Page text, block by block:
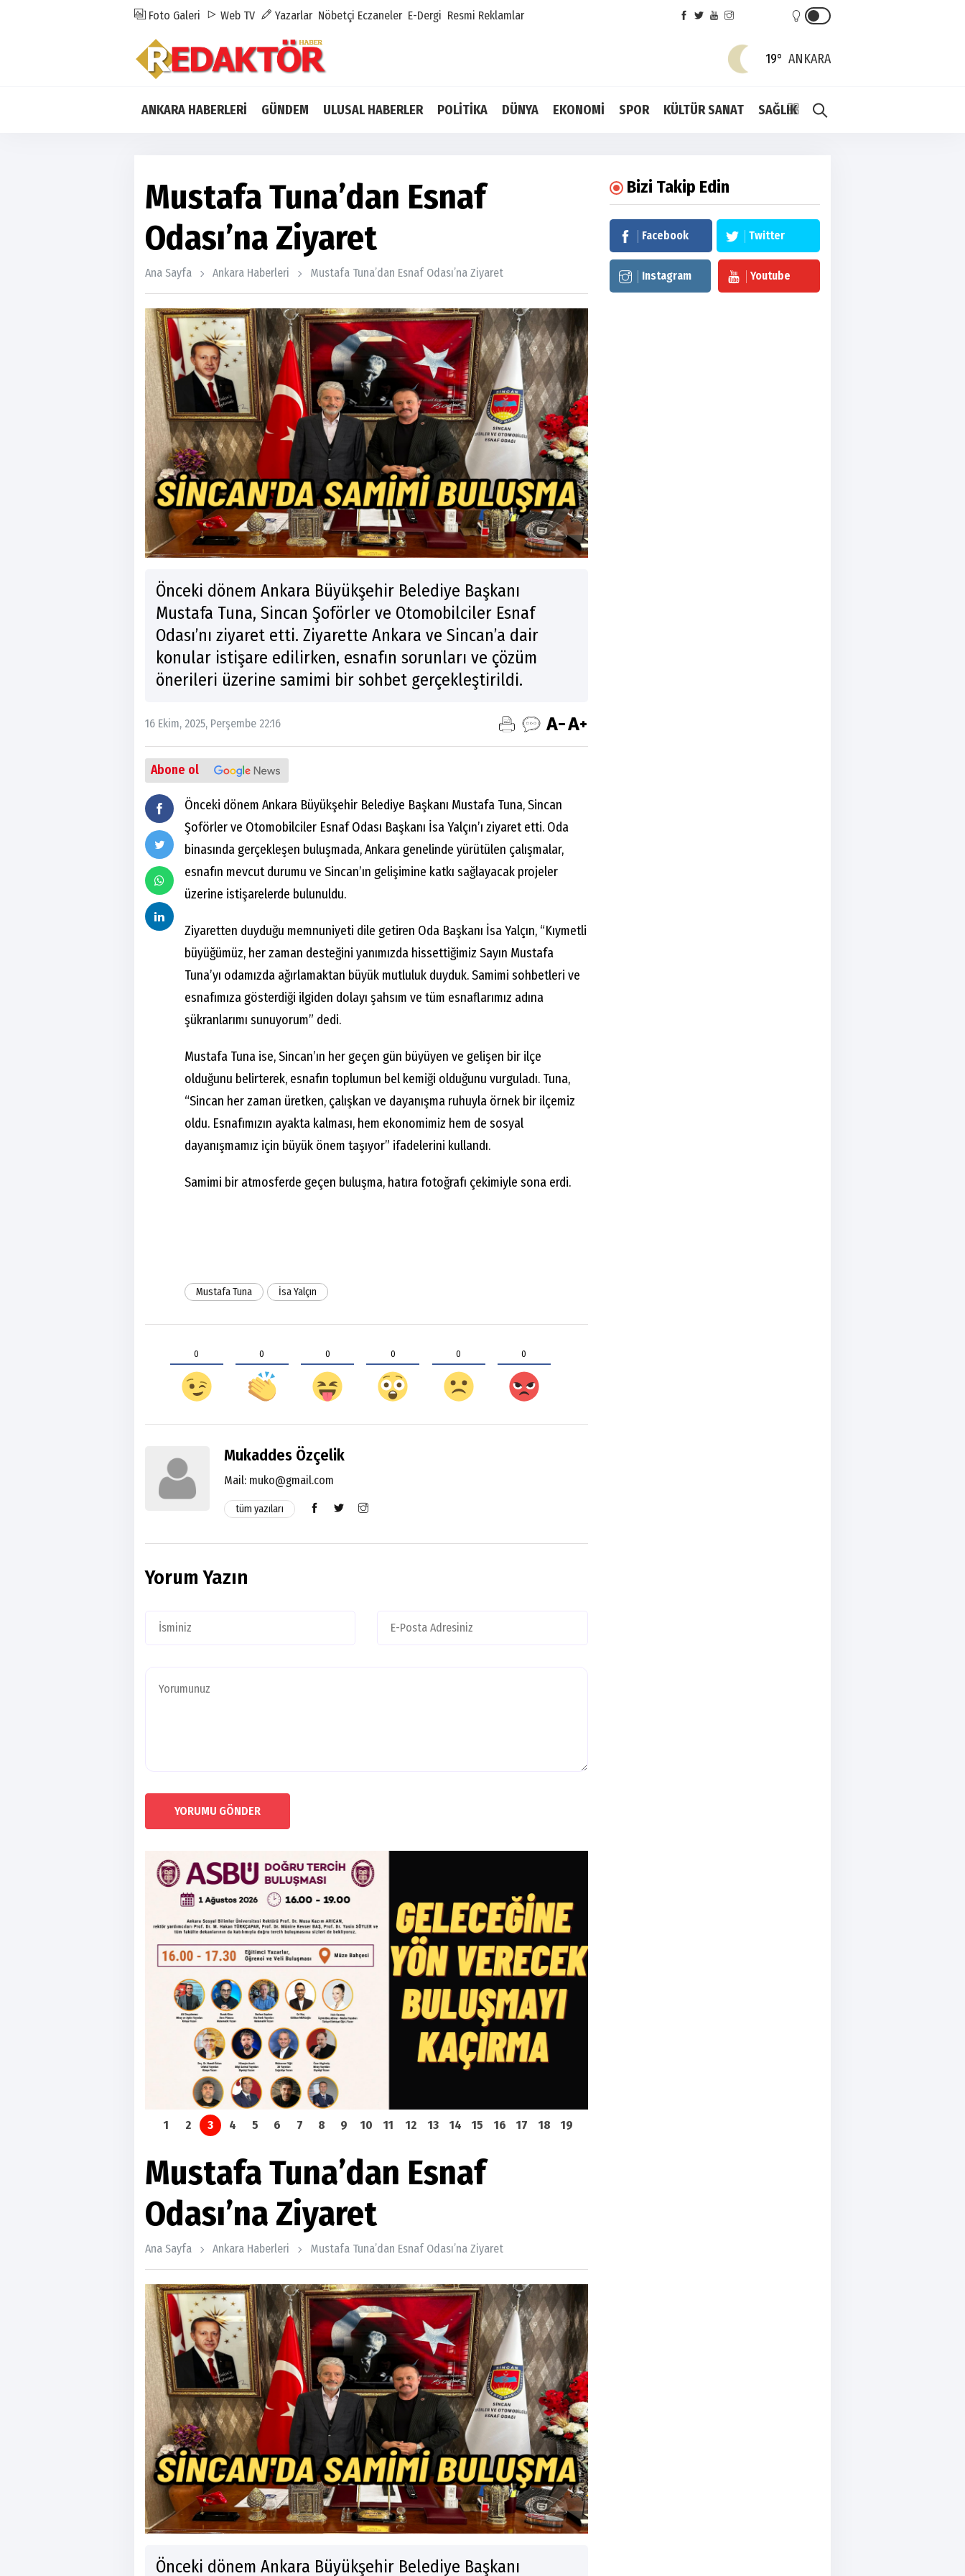
Foto Galeri Web TV Yazarlar Nöbetçi Eczaneler E-Dergi Resmi Reklamlar
19° ANKARA
ANKARA HABERLERİ GÜNDEM ULUSAL HABERLER POLİTİKA DÜNYA EKONOMİ SPOR KÜLTÜR SANAT SAĞLIK
Mustafa Tuna’dan Esnaf
Odası’na Ziyaret
Ana Sayfa Ankara Haberleri Mustafa Tuna’dan Esnaf Odası’na Ziyaret
Önceki dönem Ankara Büyükşehir Belediye Başkanı
Mustafa Tuna, Sincan Şoförler ve Otomobilciler Esnaf
Odası’nı ziyaret etti. Ziyarette Ankara ve Sincan’a dair
konular istişare edilirken, esnafın sorunları ve çözüm
önerileri üzerine samimi bir sohbet gerçekleştirildi.
16 Ekim, 2025, Perşembe 22:16
Abone ol
Önceki dönem Ankara Büyükşehir Belediye Başkanı Mustafa Tuna, Sincan
Şoförler ve Otomobilciler Esnaf Odası Başkanı İsa Yalçın’ı ziyaret etti. Oda
binasında gerçekleşen buluşmada, Ankara genelinde yürütülen çalışmalar,
esnafın mevcut durumu ve Sincan’ın gelişimine katkı sağlayacak projeler
üzerine istişarelerde bulunuldu.
Ziyaretten duyduğu memnuniyeti dile getiren Oda Başkanı İsa Yalçın, “Kıymetli
büyüğümüz, her zaman desteğini yanımızda hissettiğimiz Sayın Mustafa
Tuna’yı odamızda ağırlamaktan büyük mutluluk duyduk. Samimi sohbetleri ve
esnafımıza gösterdiği ilgiden dolayı şahsım ve tüm esnaflarımız adına
şükranlarımı sunuyorum” dedi.
Mustafa Tuna ise, Sincan’ın her geçen gün büyüyen ve gelişen bir ilçe
olduğunu belirterek, esnafın toplumun bel kemiği olduğunu vurguladı. Tuna,
“Sincan her zaman üretken, çalışkan ve dayanışma ruhuyla örnek bir ilçemiz
oldu. Esnafımızın ayakta kalması, hem ekonomimiz hem de sosyal
dayanışmamız için büyük önem taşıyor” ifadelerini kullandı.
Samimi bir atmosferde geçen buluşma, hatıra fotoğrafı çekimiyle sona erdi.
Mustafa Tuna İsa Yalçın
0 0 0 0 0 0
Mukaddes Özçelik
Mail: muko@gmail.com
tüm yazıları
Yorum Yazın
YORUMU GÖNDER
1 2 3 4 5 6 7 8 9 10 11 12 13 14 15 16 17 18 19
Mustafa Tuna’dan Esnaf
Odası’na Ziyaret
Ana Sayfa Ankara Haberleri Mustafa Tuna’dan Esnaf Odası’na Ziyaret
Önceki dönem Ankara Büyükşehir Belediye Başkanı
Bizi Takip Edin
Facebook Twitter
Instagram Youtube